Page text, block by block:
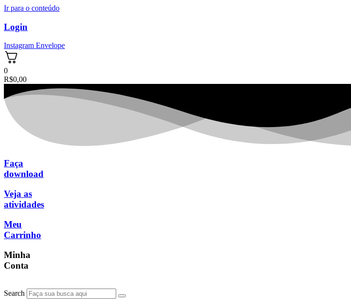
Ir para o conteúdo
Login
Instagram Envelope
0
R$0,00
Faça
download
Veja as
atividades
Meu
Carrinho
Minha
Conta
Search